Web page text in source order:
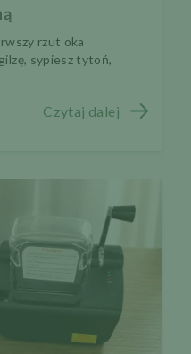
rzut oka
sypiesz tytoń,
Czytaj dalej